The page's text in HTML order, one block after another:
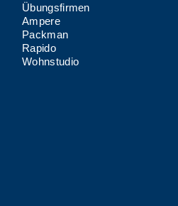
Übungsfirmen
Ampere
Packman
Rapido
Wohnstudio